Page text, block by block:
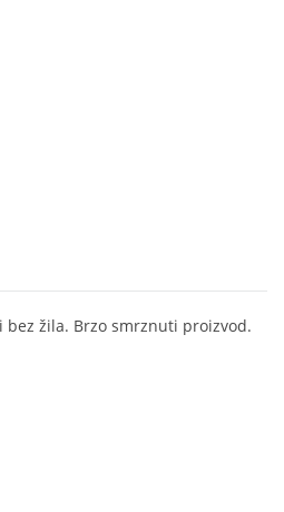
bez žila. Brzo smrznuti proizvod.